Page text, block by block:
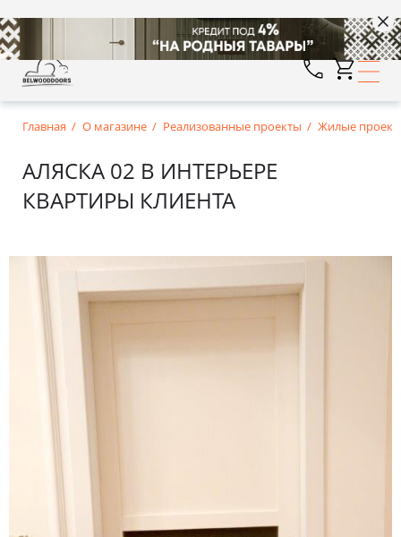
Главная О магазине Реализованные проекты Жилые
АЛЯСКА 02 В ИНТЕРЬЕРЕ
КВАРТИРЫ КЛИЕНТА